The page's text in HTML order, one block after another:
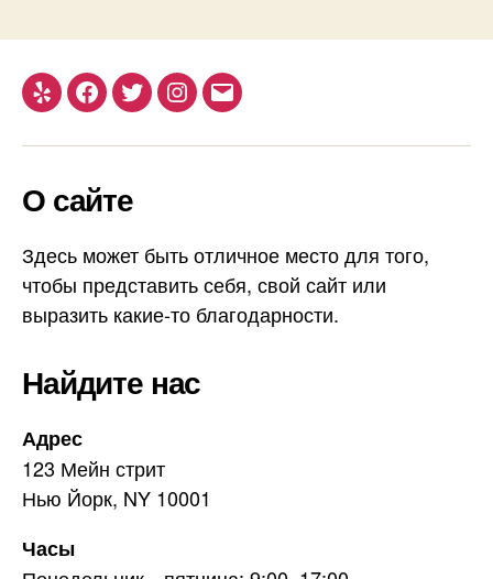
Yelp Facebook
TwitterInstagram
Email
О сайте
Здесь может быть отличное место для того,
чтобы представить себя, свой сайт или
выразить какие-то благодарности.
Найдите нас
Адрес
123 Мейн стрит
Нью Йорк, NY 10001
Часы